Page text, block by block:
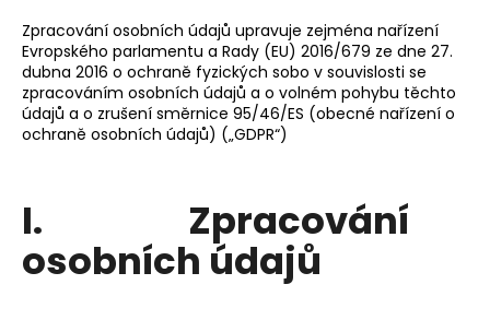
Zpracování osobních údajů upravuje zejména nařízení
Evropského parlamentu a Rady (EU) 2016/679 ze dne 27.
dubna 2016 o ochraně fyzických sobo v souvislosti se
zpracováním osobních údajů a o volném pohybu těchto
údajů a o zrušení směrnice 95/46/ES (obecné nařízení o
ochraně osobních údajů) („GDPR“)
I. Zpracování
osobních údajů
í
t
?
D